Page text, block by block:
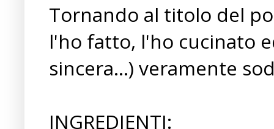
Tornando al titolo del
l'ho fatto, l'ho cucinato
sincera...) veramente
INGREDIENTI: